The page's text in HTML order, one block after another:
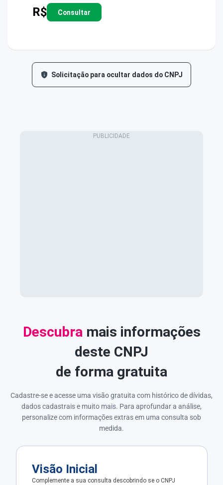
R$ Consultar
Solicitação para ocultar dados do CNPJ
Descubramais informações
deste CNPJ
de forma gratuita
Cadastre-se e acesse uma visão gratuita com histórico de dívidas,
dados cadastrais e muito mais. Para aprofundar a análise,
personalize com informações extras em uma consulta sob
medida.
Visão Inicial
Complemente a sua consulta descobrindo se o CNPJ